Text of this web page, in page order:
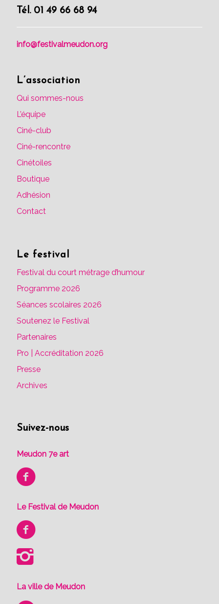
Tél. 01 49 66 68 94
info@festivalmeudon.org
L’association
Qui sommes-nous
L’équipe
Ciné-club
Ciné-rencontre
Cinétoiles
Boutique
Adhésion
Contact
Le festival
Festival du court métrage d’humour
Programme 2026
Séances scolaires 2026
Soutenez le Festival
Partenaires
Pro | Accréditation 2026
Presse
Archives
Suivez-nous
Meudon 7e art
Le Festival de Meudon
La ville de Meudon